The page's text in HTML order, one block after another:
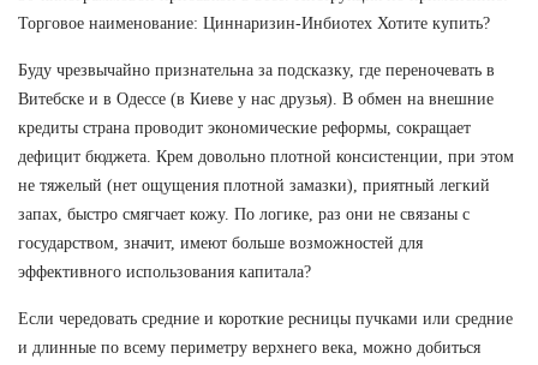
Торговое наименование: Циннаризин-Инбиотех Хотите купить?
Буду чрезвычайно признательна за подсказку, где переночевать в
Витебске и в Одессе (в Киеве у нас друзья). В обмен на внешние
кредиты страна проводит экономические реформы, сокращает
дефицит бюджета. Крем довольно плотной консистенции, при этом
не тяжелый (нет ощущения плотной замазки), приятный легкий
запах, быстро смягчает кожу. По логике, раз они не связаны с
государством, значит, имеют больше возможностей для
эффективного использования капитала?
Если чередовать средние и короткие ресницы пучками или средние
и длинные по всему периметру верхнего века, можно добиться